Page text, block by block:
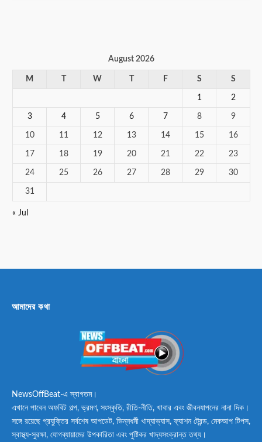
August 2026
M W F S S
1 2
3 4 5 6 7 8 9
10 11 12 13 14 15 16
17 18 19 20 21 22 23
24 25 26 27 28 29 30
31
« Jul
আমাদের কথা
NewsOffBeat-এ স্বাগতম।
এখানে পাবেন অফবিট গল্প, ভ্রমণ, সংস্কৃতি, রীতি-নীতি, খাবার এবং জীবনযাপনের নানা দিক।
সঙ্গে রয়েছে প্রযুক্তির সর্বশেষ আপডেট, ভিন্নধর্মী খাদ্যাভ্যাস, ফ্যাশন ট্রেন্ড, মেকআপ টিপস,
স্বাস্থ্য-সুরক্ষা, যোগব্যায়ামের উপকারিতা এবং পুষ্টিকর খাদ্যসংক্রান্ত তথ্য।